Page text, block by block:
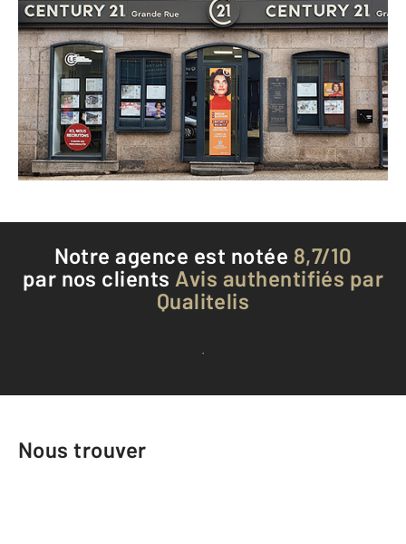
CENTURY 21 Grande Rue
115 Grande Rue
OULLINS - 69600
Envoyer un message
Téléphoner à l'agence
Notre agence est notée 8,7/10
par nos clients Avis authentifiés par
Qualitelis
Voir tous les avis clients
Nous trouver